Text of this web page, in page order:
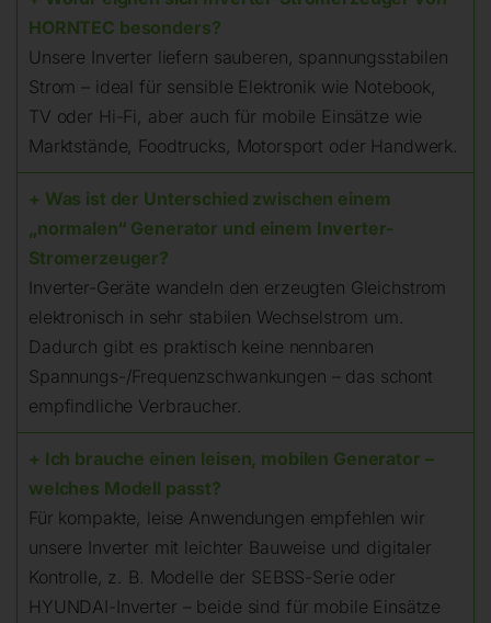
HORNTEC besonders?
Unsere Inverter liefern sauberen, spannungsstabilen
Strom – ideal für sensible Elektronik wie Notebook,
TV oder Hi-Fi, aber auch für mobile Einsätze wie
Marktstände, Foodtrucks, Motorsport oder Handwerk.
+ Was ist der Unterschied zwischen einem
„normalen“ Generator und einem Inverter-
Stromerzeuger?
Inverter-Geräte wandeln den erzeugten Gleichstrom
elektronisch in sehr stabilen Wechselstrom um.
Dadurch gibt es praktisch keine nennbaren
Spannungs-/Frequenzschwankungen – das schont
empfindliche Verbraucher.
+ Ich brauche einen leisen, mobilen Generator –
welches Modell passt?
Für kompakte, leise Anwendungen empfehlen wir
unsere Inverter mit leichter Bauweise und digitaler
Kontrolle, z. B. Modelle der SEBSS-Serie oder
HYUNDAI-Inverter – beide sind für mobile Einsätze